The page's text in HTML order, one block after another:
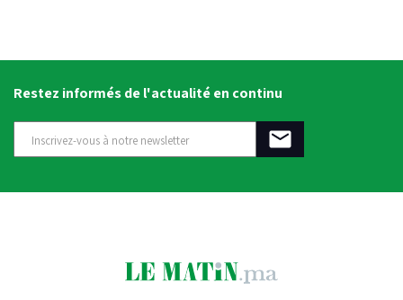
Restez informés de l'actualité en continu